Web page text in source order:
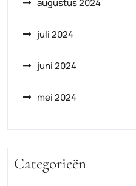
augustus 2024
juli 2024
juni 2024
mei 2024
Categorieën